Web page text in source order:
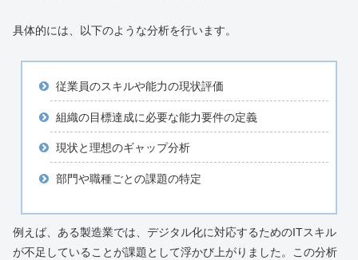
具体的には、以下のような分析を行います。
従業員のスキルや能力の現状評価
組織の目標達成に必要な能力要件の定義
現状と理想のギャップ分析
部門や職種ごとの課題の特定
例えば、ある製造業では、デジタル化に対応するためのITスキル
が不足していることが課題として浮かび上がりました。この分析